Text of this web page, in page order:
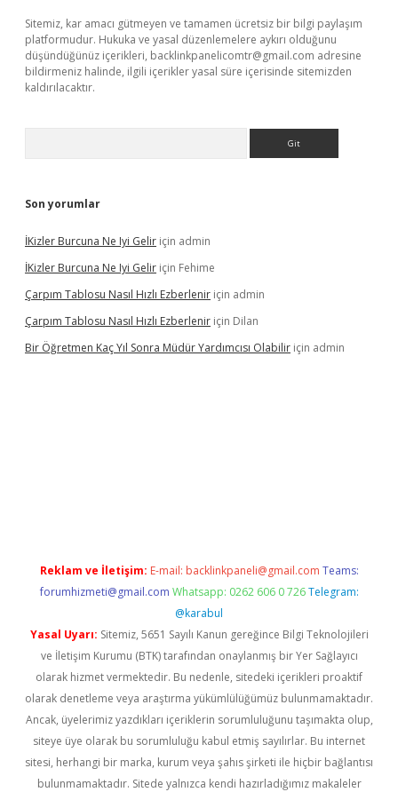
Sitemiz, kar amacı gütmeyen ve tamamen ücretsiz bir bilgi paylaşım
platformudur. Hukuka ve yasal düzenlemelere aykırı olduğunu
düşündüğünüz içerikleri, backlinkpanelicomtr@gmail.com adresine
bildirmeniz halinde, ilgili içerikler yasal süre içerisinde sitemizden
kaldırılacaktır.
Son yorumlar
İKizler Burcuna Ne Iyi Gelir için admin
İKizler Burcuna Ne Iyi Gelir için Fehime
Çarpım Tablosu Nasıl Hızlı Ezberlenir için admin
Çarpım Tablosu Nasıl Hızlı Ezberlenir için Dilan
Bir Öğretmen Kaç Yıl Sonra Müdür Yardımcısı Olabilir için admin
Reklam ve İletişim: E-mail: backlinkpaneli@gmail.com Teams:
forumhizmeti@gmail.com Whatsapp: 0262 606 0 726 Telegram:
@karabul
Yasal Uyarı: Sitemiz, 5651 Sayılı Kanun gereğince Bilgi Teknolojileri
ve İletişim Kurumu (BTK) tarafından onaylanmış bir Yer Sağlayıcı
olarak hizmet vermektedir. Bu nedenle, sitedeki içerikleri proaktif
olarak denetleme veya araştırma yükümlülüğümüz bulunmamaktadır.
Ancak, üyelerimiz yazdıkları içeriklerin sorumluluğunu taşımakta olup,
siteye üye olarak bu sorumluluğu kabul etmiş sayılırlar. Bu internet
sitesi, herhangi bir marka, kurum veya şahıs şirketi ile hiçbir bağlantısı
bulunmamaktadır. Sitede yalnızca kendi hazırladığımız makaleler